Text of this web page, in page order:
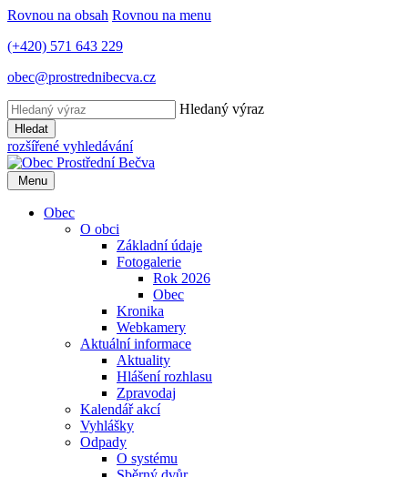
Rovnou na obsah Rovnou na menu
(+420) 571 643 229
obec@prostrednibecva.cz
Hledaný výraz
Hledat
rozšířené vyhledávání
Menu
Obec
O obci
Základní údaje
Fotogalerie
Rok 2026
Obec
Kronika
Webkamery
Aktuální informace
Aktuality
Hlášení rozhlasu
Zpravodaj
Kalendář akcí
Vyhlášky
Odpady
O systému